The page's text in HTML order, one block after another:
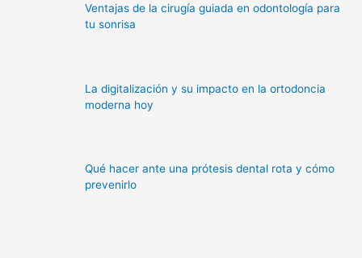
Ventajas de la cirugía guiada en odontología para
tu sonrisa
La digitalización y su impacto en la ortodoncia
moderna hoy
Qué hacer ante una prótesis dental rota y cómo
prevenirlo